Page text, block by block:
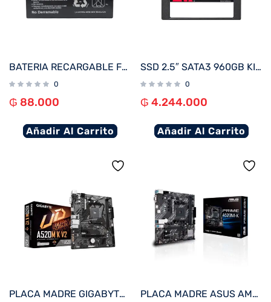
BATERIA RECARGABLE FTX 12V 7A SS7-12
0
₲ 88.000
Añadir Al Carrito
SSD 2.5″ SATA3 960GB KINGSTON SEDC600M/960G 560/530
0
₲ 4.244.000
Añadir Al Carrito
PLACA MADRE GIGABYTE AM4 A520M K V2 V/S/R/HDMI/M.2/DDR4/USB3.2/MATX PLACA MADRE ASUS AM4 PRIME A520M-K V/S/R/HDMI/DVI/COM/M2/DDR4/MATX